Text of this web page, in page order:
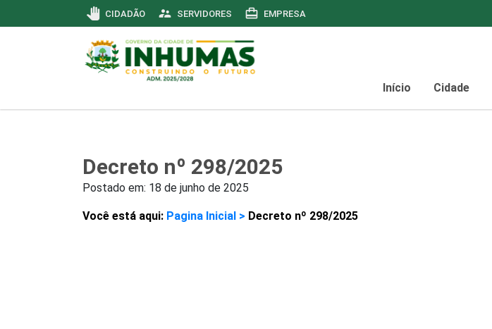
pan_tool CIDADÃO supervisor_account SERVIDORES card_travel EMPRESA
Início Cidade
Decreto nº 298/2025
Postado em: 18 de junho de 2025
Você está aqui: Pagina Inicial > Decreto nº 298/2025